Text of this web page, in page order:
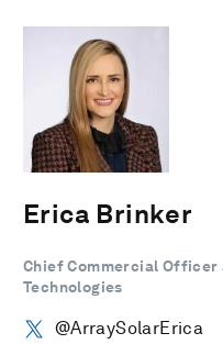
Erica Brinker
Chief Commercial Officer
Technologies
@ArraySolarErica